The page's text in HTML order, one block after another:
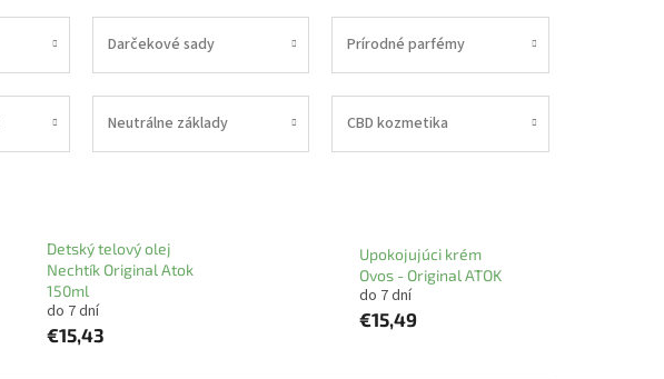
Darčekové sady Prírodné parfémy
Neutrálne základy CBD kozmetika
Detský telový olej
Nechtík Original Atok
150ml
do 7 dní
€15,43
Upokojujúci krém
Ovos - Original ATOK
do 7 dní
€15,49